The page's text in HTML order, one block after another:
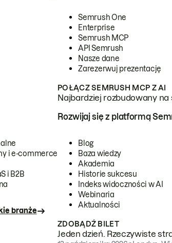
Semrush One
Enterprise
Semrush MCP
API Semrush
Nasze dane
Zarezerwuj prezentację
POŁĄCZ SEMRUSH MCP Z AI
Najbardziej rozbudowany
i e-commerce
i B2B
branże
Rozwijaj się z platformą
Blog
Baza wiedzy
Akademia
Historie sukcesu
Indeks widoczności w AI
Webinaria
Aktualności
ZDOBĄDŹ BILET
Jeden dzień. Rzeczywiste